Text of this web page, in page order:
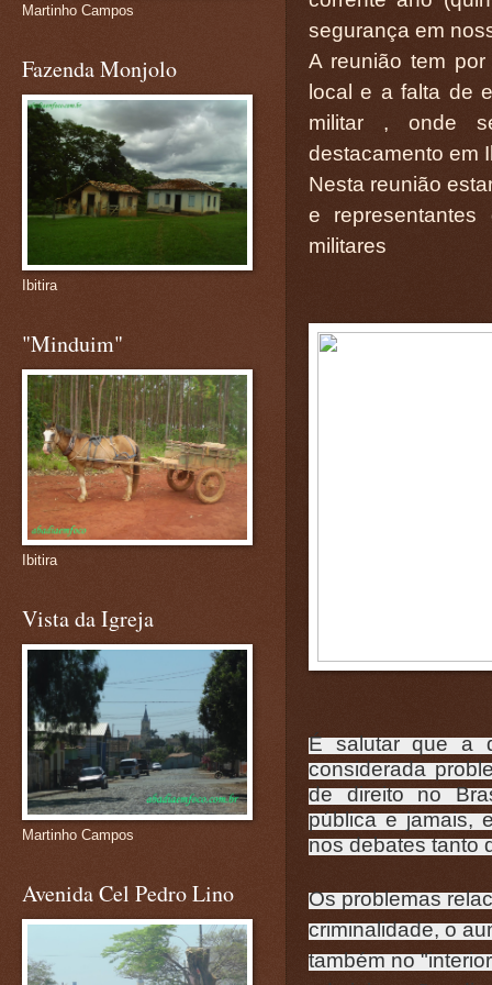
segurança em
A reunião tem
local e a falta de
militar , onde
destacamento em
Nesta reunião
e
militares
É salutar que a
considerada
de direito no
pública e jamais,
nos debates tanto
Os problemas
criminalidade, o
também no
Martinho Campos
Fazenda Monjolo
Ibitira
"Minduim"
Ibitira
Vista da Igreja
Martinho Campos
Avenida Cel Pedro Lino